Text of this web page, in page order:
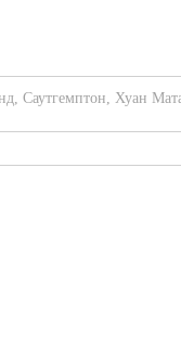
, Саутгемптон, Хуан